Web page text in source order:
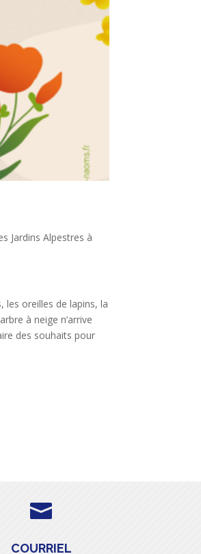
Jardins Alpestres à
les oreilles de lapins, la
à neige n’arrive
des souhaits pour

COURRIEL